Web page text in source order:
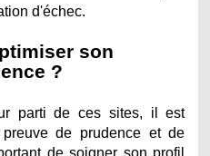
d'échec.
son
?
parti de ces sites, il est
de prudence et de
de soigner son profil